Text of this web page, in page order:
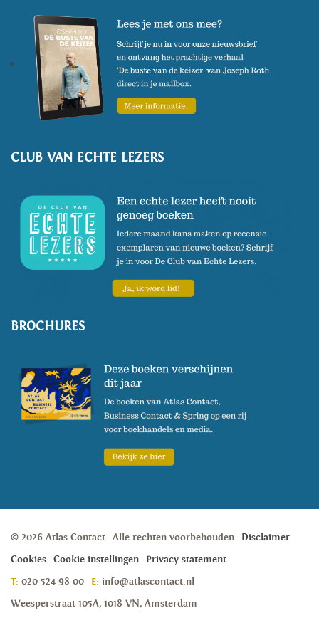
CLUB VAN ECHTE LEZERS
BROCHURES
© 2026 Atlas Contact Alle rechten voorbehouden
Disclaimer
Cookies
Cookie instellingen
Privacy statement
T: 020 524 98 00 E: info@atlascontact.nl
Weesperstraat 105A, 1018 VN, Amsterdam